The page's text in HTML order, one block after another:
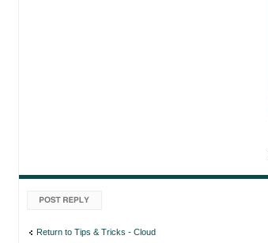
Post a reply
Return to Tips & Tricks - Cloud